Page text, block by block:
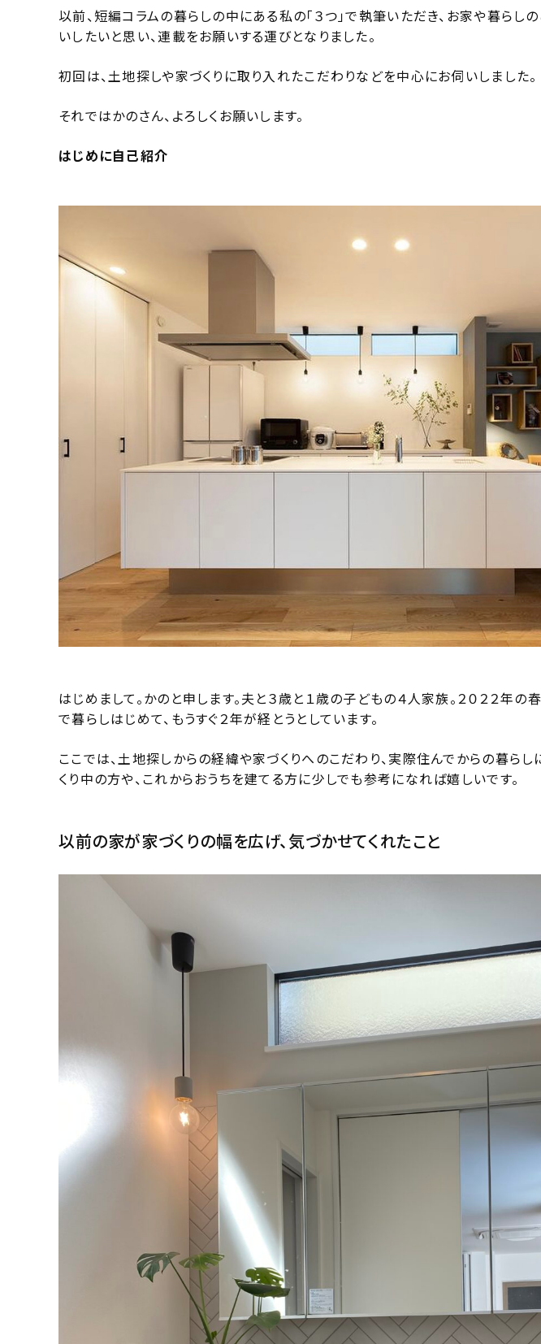
以前、短編コラムの暮らしの中にある私の「３つ」で執筆いただき、お家や暮らし
いしたいと思い、連載をお願いする運びとなりました。
初回は、土地探しや家づくりに取り入れたこだわりなどを中心にお伺いしました。
それではかのさん、よろしくお願いします。
はじめに自己紹介
はじめまして。かのと申します。夫と３歳と１歳の子どもの４人家族。２０２２年
で暮らしはじめて、もうすぐ２年が経とうとしています。
ここでは、土地探しからの経緯や家づくりへのこだわり、実際住んでからの暮らし
くり中の方や、これからおうちを建てる方に少しでも参考になれば嬉しいです。
以前の家が家づくりの幅を広げ、気づかせてくれたこと